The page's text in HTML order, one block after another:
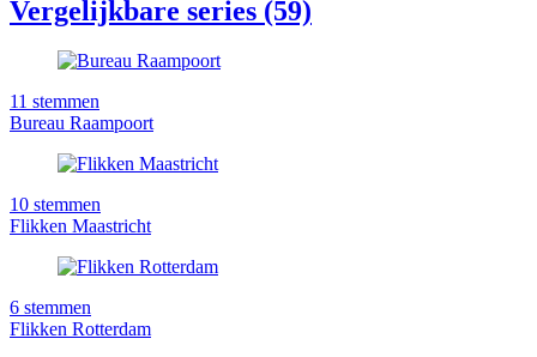
Vergelijkbare series (59)
11 stemmen
Bureau Raampoort
10 stemmen
Flikken Maastricht
6 stemmen
Flikken Rotterdam